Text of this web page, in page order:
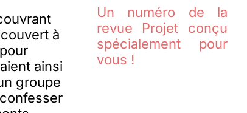
à
ainsi
groupe
Un numéro de la
revue Projet conçu
spécialement pour
vous !